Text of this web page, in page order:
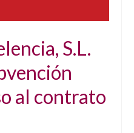
S.L.
al contrato